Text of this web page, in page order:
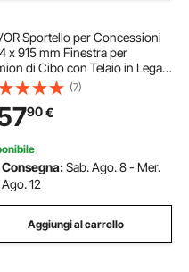
Sportello per Concessioni
x 915 mm Finestra per
di Cibo con Telaio in Lega
Apertura Fino a 85
con Porta a Tenda e Gancio di
Resistente all'Acqua Piovana
(7)
90€
Consegna:Sab. Ago. 8 - Mer.
Ago. 12
Aggiungi al carrello